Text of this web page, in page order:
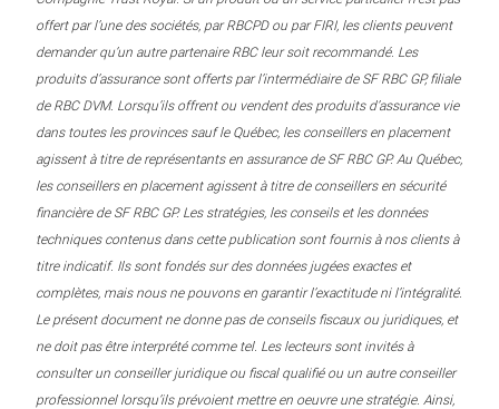
offert par l’une des sociétés, par RBCPD ou par FIRI, les clients peuvent
demander qu’un autre partenaire RBC leur soit recommandé. Les
produits d’assurance sont offerts par l’intermédiaire de SF RBC GP, filiale
de RBC DVM. Lorsqu’ils offrent ou vendent des produits d’assurance vie
dans toutes les provinces sauf le Québec, les conseillers en placement
agissent à titre de représentants en assurance de SF RBC GP. Au Québec,
les conseillers en placement agissent à titre de conseillers en sécurité
financière de SF RBC GP. Les stratégies, les conseils et les données
techniques contenus dans cette publication sont fournis à nos clients à
titre indicatif. Ils sont fondés sur des données jugées exactes et
complètes, mais nous ne pouvons en garantir l’exactitude ni l’intégralité.
Le présent document ne donne pas de conseils fiscaux ou juridiques, et
ne doit pas être interprété comme tel. Les lecteurs sont invités à
consulter un conseiller juridique ou fiscal qualifié ou un autre conseiller
professionnel lorsqu’ils prévoient mettre en oeuvre une stratégie. Ainsi,